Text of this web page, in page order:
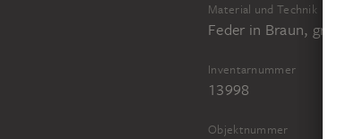
Material und Technik
Feder in Braun,
Inventarnummer
13998
Objektnummer